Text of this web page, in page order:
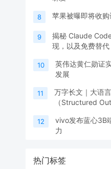
8 苹果被曝即将收
9
揭秘 Claude
现，以及免费替
10
英伟达黄仁勋证
发展
11
万字长文｜大语
（Structured
12
vivo发布蓝心3B
力
热门标签